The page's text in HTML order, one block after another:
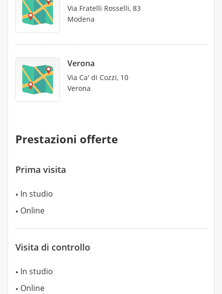
Via Fratelli Rosselli, 83
Modena
Verona
Via Ca' di Cozzi, 10
Verona
Prestazioni offerte
Prima visita
In studio
Online
Visita di controllo
In studio
Online